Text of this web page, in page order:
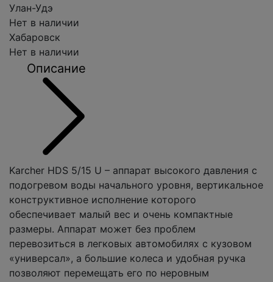
Улан-Удэ
Нет в наличии
Хабаровск
Нет в наличии
Описание
Karcher HDS 5/15 U – аппарат высокого давления с
подогревом воды начального уровня, вертикальное
конструктивное исполнение которого
обеспечивает малый вес и очень компактные
размеры. Аппарат может без проблем
перевозиться в легковых автомобилях с кузовом
«универсал», а большие колеса и удобная ручка
позволяют перемещать его по неровным